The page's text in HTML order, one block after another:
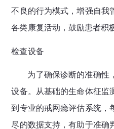
不良的行为模式，增强自我
各类康复活动，鼓励患者积
检查设备
为了确保诊断的准确性
设备。从基础的生命体征监
到专业的戒网瘾评估系统，
尽的数据支持，有助于准确